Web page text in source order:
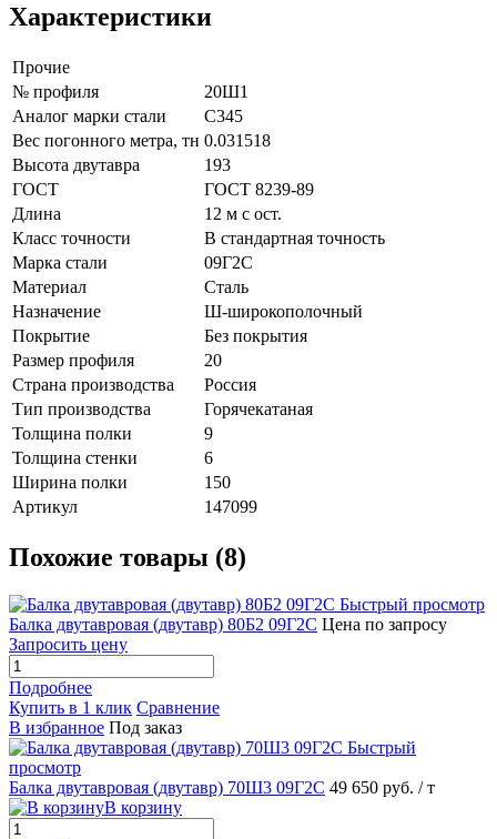
Характеристики
Прочие
№ профиля
20Ш1
Аналог марки стали
С345
Вес погонного метра, тн 0.031518
Высота двутавра
193
ГОСТ
ГОСТ 8239-89
Длина
12 м с ост.
Класс точности
В стандартная точность
Марка стали
09Г2С
Материал
Сталь
Назначение
Ш-широкополочный
Покрытие
Без покрытия
Размер профиля
20
Страна производства
Россия
Тип производства
Горячекатаная
Толщина полки
9
Толщина стенки
6
Ширина полки
150
Артикул
147099
Похожие товары (8)
Быстрый просмотр
Балка двутавровая (двутавр) 80Б2 09Г2С Цена по запросу
Запросить цену
Подробнее
Купить в 1 клик Сравнение
В избранное Под заказ
Быстрый
просмотр
Балка двутавровая (двутавр) 70Ш3 09Г2С 49 650 руб. / т
В корзину